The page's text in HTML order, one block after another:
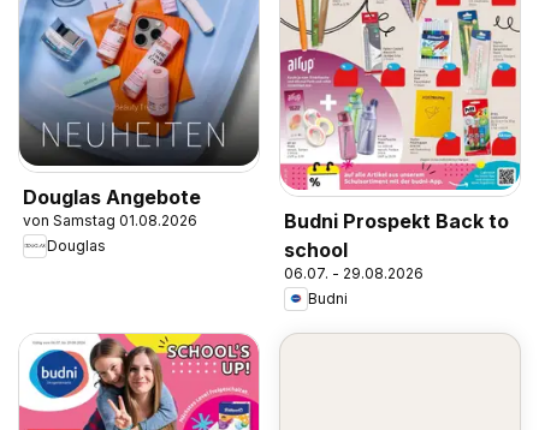
Douglas Angebote
von Samstag 01.08.2026
Douglas
Budni Prospekt Back to
school
06.07. - 29.08.2026
Budni